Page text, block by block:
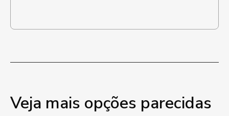
Veja mais opções parecidas